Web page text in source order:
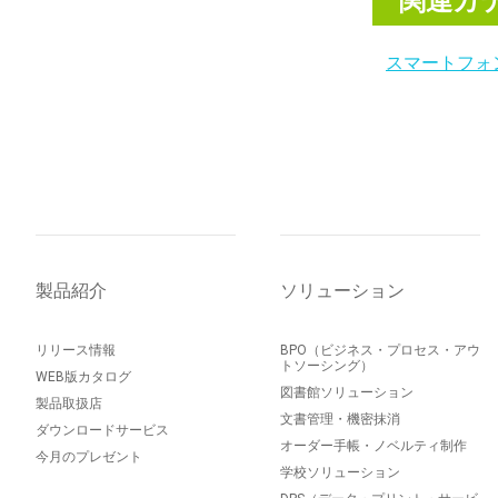
スマートフ
製品紹介
リリース情報
WEB版カタログ
製品取扱店
ダウンロードサービス
今月のプレゼント
ソリューション
BPO（ビジネス・プロセス・アウ
トソーシング）
図書館ソリューション
文書管理・機密抹消
オーダー手帳・ノベルティ制作
学校ソリューション